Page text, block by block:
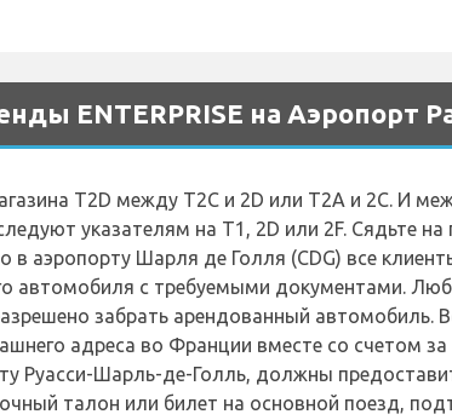
ENTERPRISE на Аэропорт
T2D между T2C и 2D или T2A и 2C. И
указателям на T1, 2D или 2F. Сядьте на
в аэропорту Шарля де Голля (CDG) все
автомобиля с требуемыми документами.
забрать арендованный
адреса во Франции вместе со счетом
Руасси-Шарль-де-Голль, должны
талон или билет на основной поезд,